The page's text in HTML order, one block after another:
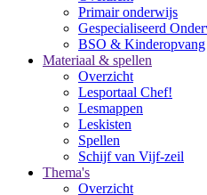
Primair onderwijs
Gespecialiseerd
BSO & Kinderopvang
Materiaal & spellen
Overzicht
Lesportaal Chef!
Lesmappen
Leskisten
Spellen
Schijf van Vijf-zeil
Thema's
Overzicht